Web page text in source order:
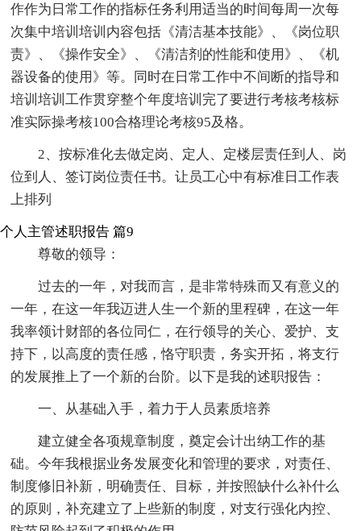
作作为日常工作的指标任务利用适当的时间每周一次每
次集中培训培训内容包括《清洁基本技能》、《岗位职
责》、《操作安全》、《清洁剂的性能和使用》、《机
器设备的使用》等。同时在日常工作中不间断的指导和
培训培训工作贯穿整个年度培训完了要进行考核考核标
准实际操考核100合格理论考核95及格。
2、按标准化去做定岗、定人、定楼层责任到人、岗
位到人、签订岗位责任书。让员工心中有标准日工作表
上排列
个人主管述职报告 篇9
尊敬的领导：
过去的一年，对我而言，是非常特殊而又有意义的
一年，在这一年我迈进人生一个新的里程碑，在这一年
我率领计财部的各位同仁，在行领导的关心、爱护、支
持下，以高度的责任感，恪守职责，务实开拓，将支行
的发展推上了一个新的台阶。以下是我的述职报告：
一、从基础入手，着力于人员素质培养
建立健全各项规章制度，奠定会计出纳工作的基
础。今年我根据业务发展变化和管理的要求，对责任、
制度修旧补新，明确责任、目标，并按照缺什么补什么
的原则，补充建立了上些新的制度，对支行强化内控、